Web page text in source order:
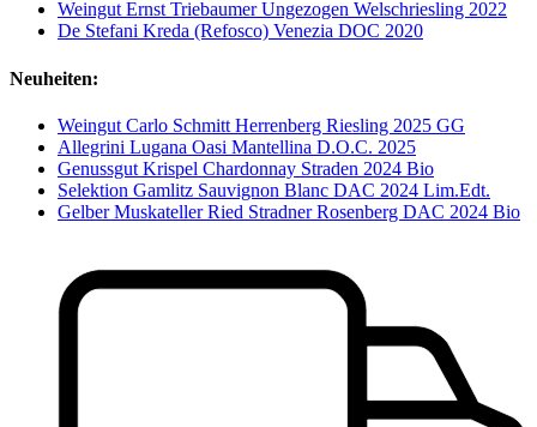
Weingut Ernst Triebaumer Ungezogen Welschriesling 2022
De Stefani Kreda (Refosco) Venezia DOC 2020
Neuheiten:
Weingut Carlo Schmitt Herrenberg Riesling 2025 GG
Allegrini Lugana Oasi Mantellina D.O.C. 2025
Genussgut Krispel Chardonnay Straden 2024 Bio
Selektion Gamlitz Sauvignon Blanc DAC 2024 Lim.Edt.
Gelber Muskateller Ried Stradner Rosenberg DAC 2024 Bio